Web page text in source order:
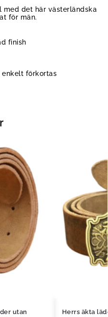
med det här västerländska
för män.
finish
förkortas
utan
Herrs äkta